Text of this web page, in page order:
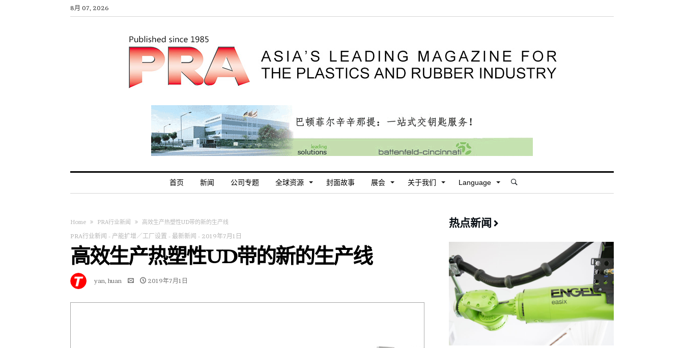
8月 07, 2026
首页 新闻 公司专题 全球资源 封面故事 展会 关于我们 Language
Home PRA行业新闻 高效生产热塑性UD带的新的生产线
PRA行业新闻 - 产能扩增／工厂设置 - 最新新闻 - 2019年7月1日
高效生产热塑性UD带的新的生产线
yan, huan 2019年7月1日
热点新闻